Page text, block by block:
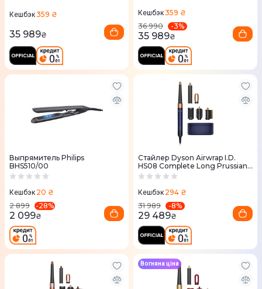
Кешбэк359 ₴
35 989₴
Кешбэк359 ₴
36 990
-3%
35 989₴
Выпрямитель Philips
BHS510/00
Кешбэк 20 ₴
2 899
-28%
2 099₴
Стайлер Dyson Airwrap I.D.
HS08 Complete Long Prussian
blue/Rich copper
Кешбэк 294 ₴
31 989
-8%
29 489₴
Вогняна ціна